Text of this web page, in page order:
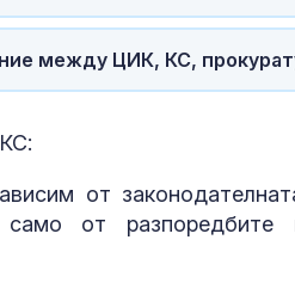
между ЦИК, КС,
от
от